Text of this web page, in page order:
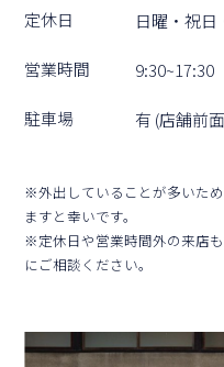
定休⽇ ⽇曜・祝⽇
営業時間 9:30~17:30
駐⾞場 有 (店舗前
※外出していることが多いた
ますと幸いです。
※定休⽇や営業時間外の来店
にご相談ください。